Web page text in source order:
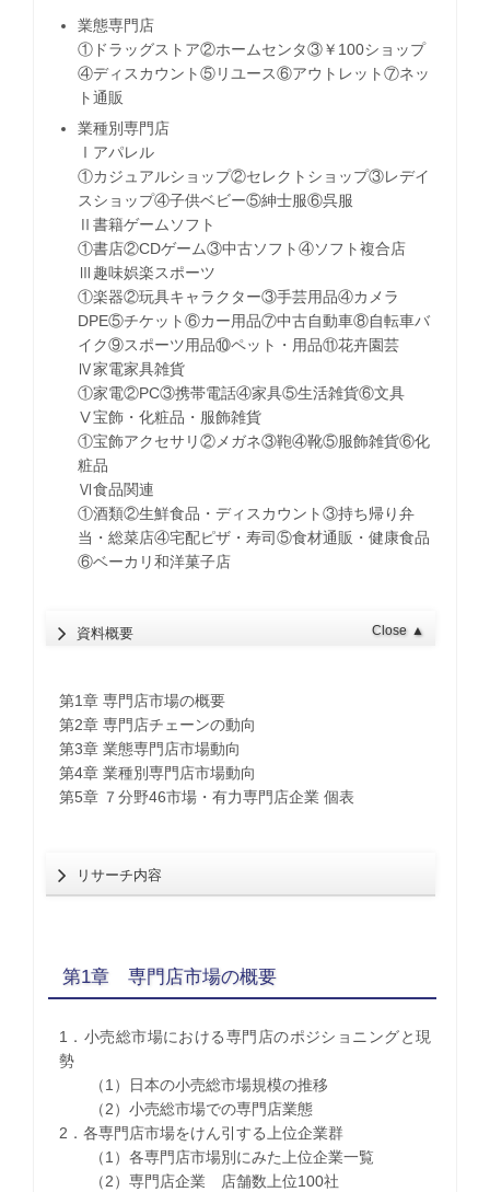
業態専門店
①ドラッグストア②ホームセンタ③￥100ショップ
④ディスカウント⑤リユース⑥アウトレット⑦ネッ
ト通販
業種別専門店
Ⅰアパレル
①カジュアルショップ②セレクトショップ③レデイ
スショップ④子供ベビー⑤紳士服⑥呉服
Ⅱ書籍ゲームソフト
①書店②CDゲーム③中古ソフト④ソフト複合店
Ⅲ趣味娯楽スポーツ
①楽器②玩具キャラクター③手芸用品④カメラ
DPE⑤チケット⑥カー用品⑦中古自動車⑧自転車バ
イク⑨スポーツ用品⑩ペット・用品⑪花卉園芸
Ⅳ家電家具雑貨
①家電②PC③携帯電話④家具⑤生活雑貨⑥文具
Ⅴ宝飾・化粧品・服飾雑貨
①宝飾アクセサリ②メガネ③鞄④靴⑤服飾雑貨⑥化
粧品
Ⅵ食品関連
①酒類②生鮮食品・ディスカウント③持ち帰り弁
当・総菜店④宅配ピザ・寿司⑤食材通販・健康食品
⑥ベーカリ和洋菓子店
資料概要 Close ▲
第1章 専門店市場の概要
第2章 専門店チェーンの動向
第3章 業態専門店市場動向
第4章 業種別専門店市場動向
第5章 ７分野46市場・有力専門店企業 個表
リサーチ内容
第1章 専門店市場の概要
1．小売総市場における専門店のポジショニングと現
勢
（1）日本の小売総市場規模の推移
（2）小売総市場での専門店業態
2．各専門店市場をけん引する上位企業群
（1）各専門店市場別にみた上位企業一覧
（2）専門店企業 店舗数上位100社